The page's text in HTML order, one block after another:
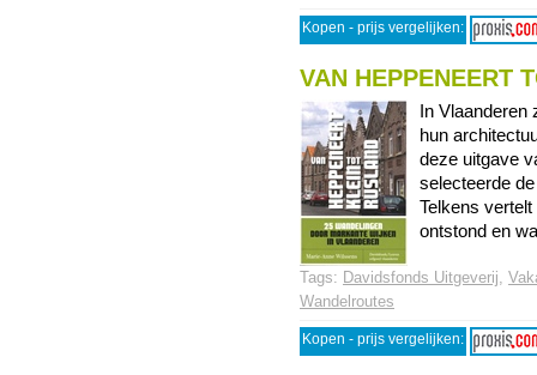
Kopen - prijs vergelijken:
VAN HEPPENEERT
In
hun
deze uitgave
selecteerde
Telkens
ontstond en
Tags: Davidsfonds Uitgeverij,
Wandelroutes
Kopen - prijs vergelijken: